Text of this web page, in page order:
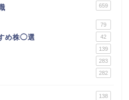
659
79
め株◯選 42
139
283
282
138